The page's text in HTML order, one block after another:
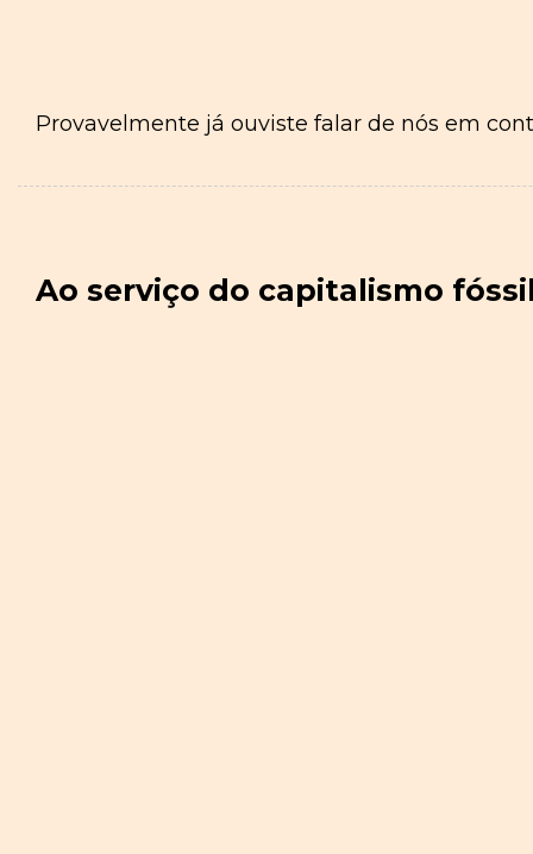
Provavelmente já ouviste falar de nós em
Ao serviço do capitalismo